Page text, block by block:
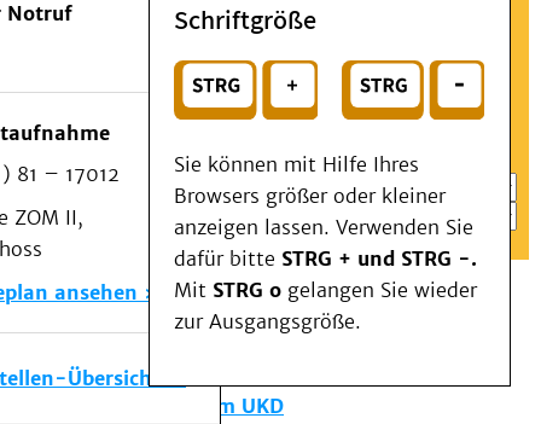
Suchen
oder
Wählen Sie ein Thema für Ihren Schnelleinstieg
Notruf
81 – 17012
ZOM II,
ansehen
Übersicht
Schriftgröße
Sie können mit Hilfe Ihres
Browsers größer oder kleiner
anzeigen lassen. Verwenden Sie
dafür bitte STRG + und STRG -.
Mit STRG o gelangen Sie wieder
zur Ausgangsgröße.
Menü
Patienten & Besucher
Kliniken/Institute/Zentren
Als Patient am UKD
Beratung und Unterstützung
Veranstaltungen
Kommunikation im Medizinwesen (KIM)
Notfall
Forschung & Lehre
Die Institute des UKD
Forschung am UKD